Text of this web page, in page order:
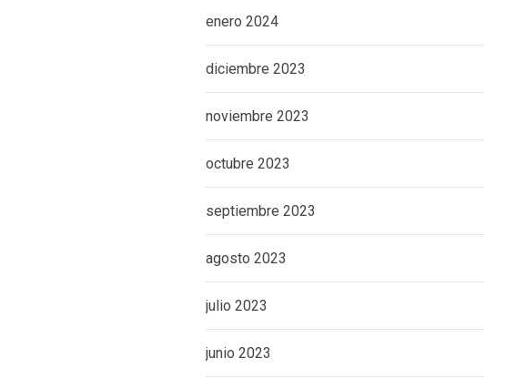
enero 2024
diciembre 2023
noviembre 2023
octubre 2023
septiembre 2023
agosto 2023
julio 2023
junio 2023